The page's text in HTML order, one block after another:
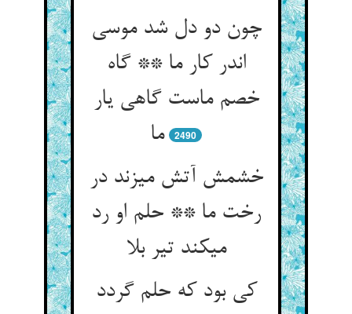
چون دو دل شد موسی
اندر کار ما ** گاه
خصم ماست گاهی یار
ما
2490
خشمش آتش می‏زند در
رخت ما ** حلم او رد
می‏کند تیر بلا
کی بود که حلم گردد